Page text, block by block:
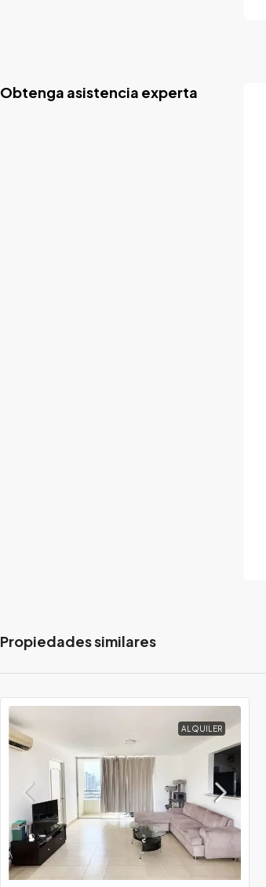
Obtenga asistencia experta
Propiedades similares
ALQUILER